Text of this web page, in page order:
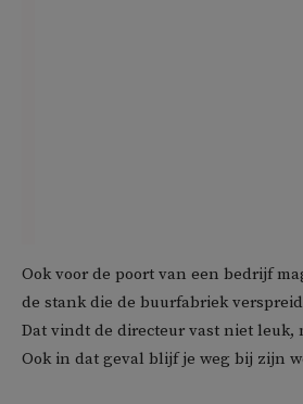
Ook voor de poort van een bedrijf
de stank die de buurfabriek
Dat vindt de directeur vast niet leuk,
Ook in dat geval blijf je weg bij zijn